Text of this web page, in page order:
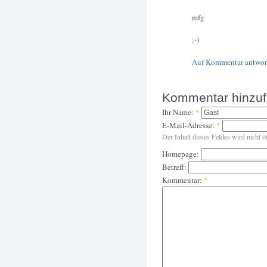
mfg
;-)
Auf Kommentar
Kommentar
Ihr Name: *
E-Mail-Adresse: *
Der Inhalt dieses Feldes wird nicht
Homepage:
Betreff:
Kommentar: *